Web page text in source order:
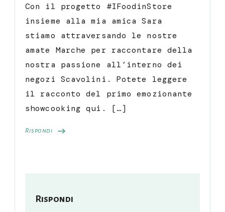
Rispondi
Con il progetto #IFoodinStore
insieme alla mia amica Sara
stiamo attraversando le nostre
amate Marche per raccontare della
nostra passione all’interno dei
negozi Scavolini. Potete leggere
il racconto del primo emozionante
showcooking qui. […]
Rispondi